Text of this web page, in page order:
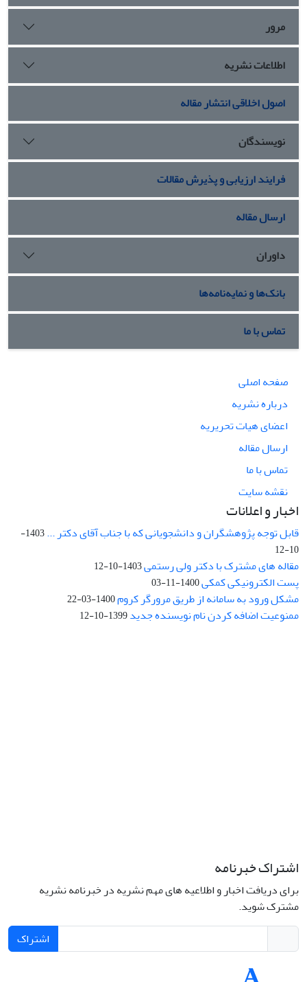
مرور
اطلاعات نشریه
اصول اخلاقی انتشار مقاله
نویسندگان
فرایند ارزیابی و پذیرش مقالات
ارسال مقاله
داوران
بانک‌ها و نمایه‌نامه‌ها
تماس با ما
صفحه اصلی
درباره نشریه
اعضای هیات تحریریه
ارسال مقاله
تماس با ما
نقشه سایت
اخبار و اعلانات
قابل توجه پژوهشگران و دانشجویانی که با جناب آقای دکتر ...
1403-
10-12
مقاله های مشترک با دکتر ولی رستمی1403-10-12
پست الکترونیکی کمکی1400-11-03
مشکل ورود به سامانه از طریق مرورگر کروم1400-03-22
ممنوعیت اضافه کردن نام نویسنده جدید1399-10-12
اشتراک خبرنامه
برای دریافت اخبار و اطلاعیه های مهم نشریه در خبرنامه نشریه
مشترک شوید.
اشتراک